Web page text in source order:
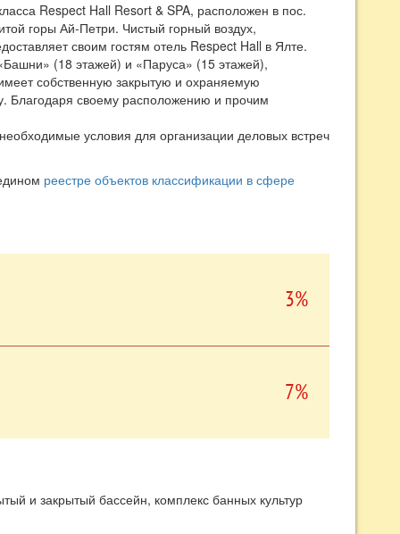
Respect Hall Resort & SPA, расположен в пос.
горы Ай-Петри. Чистый горный воздух,
своим гостям отель Respect Hall в Ялте.
(18 этажей) и «Паруса» (15 этажей),
собственную закрытую и охраняемую
Благодаря своему расположению и прочим
условия для организации деловых встреч
реестре объектов классификации в сфере
3%
7%
и закрытый бассейн, комплекс банных культур